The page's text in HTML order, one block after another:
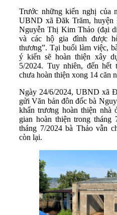
Trước những kiến nghị của
UBND xã Đăk Trăm,
Nguyễn Thị Kim Thảo (đại
và các hộ gia đình được
thương”. Tại buổi làm việc,
ý kiến sẽ hoàn thiện xây
5/2024. Tuy nhiên, đến hết
chưa hoàn thiện xong 14 căn
Ngày 24/6/2024, UBND xã
gửi Văn bản đôn đốc bà
khẩn trương hoàn thiện
gian hoàn thiện trong tháng
tháng 7/2024 bà Thảo vẫn
còn lại.